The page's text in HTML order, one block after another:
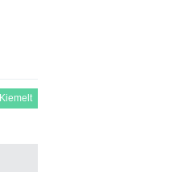
Kiemelt